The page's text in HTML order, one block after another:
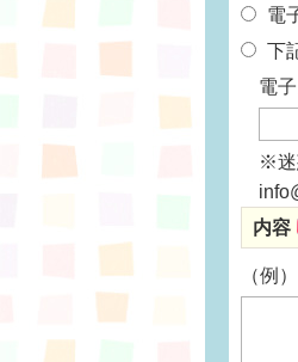
電
下
電
※迷
内容
（例